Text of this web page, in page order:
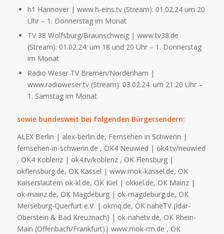
h1 Hannover | www.h-eins.tv (Stream): 01.02.24 um 20
Uhr – 1. Donnerstag im Monat
TV 38 Wolfsburg/Braunschweig | www.tv38.de
(Stream): 01.02.24. um 18 und 20 Uhr – 1. Donnerstag
im Monat
Radio Weser TV Bremen/Nordenham |
www.radioweser.tv (Stream): 03.02.24. um 21:20 Uhr –
1. Samstag im Monat
sowie bundesweit bei folgenden Bürgersendern:
ALEX Berlin | alex-berlin.de, Fernsehen in Schwerin |
fernsehen-in-schwerin.de , OK4 Neuwied | ok4.tv/neuwied
, OK4 Koblenz | ok4.tv/koblenz , OK Flensburg |
okflensburg.de, OK Kassel | www.mok-kassel.de, OK
Kaiserslautern ok-kl.de, OK Kiel | okkiel.de, OK Mainz |
ok-mainz.de, OK Magdeburg | ok-magdeburg.de, OK
Merseburg-Querfurt e.V. | okmq.de, OK naheTV (Idar-
Oberstein & Bad Kreuznach) | ok-nahetv.de, OK Rhein-
Main (Offenbach/Frankfurt)| www.mok-rm.de , OK